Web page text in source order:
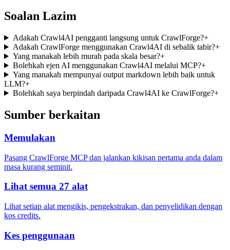
Soalan Lazim
Adakah Crawl4AI pengganti langsung untuk CrawlForge?+
Adakah CrawlForge menggunakan Crawl4AI di sebalik tabir?+
Yang manakah lebih murah pada skala besar?+
Bolehkah ejen AI menggunakan Crawl4AI melalui MCP?+
Yang manakah mempunyai output markdown lebih baik untuk
LLM?+
Bolehkah saya berpindah daripada Crawl4AI ke CrawlForge?+
Sumber berkaitan
Memulakan
Pasang CrawlForge MCP dan jalankan kikisan pertama anda dalam
masa kurang seminit.
Lihat semua 27 alat
Lihat setiap alat mengikis, pengekstrakan, dan penyelidikan dengan
kos credits.
Kes penggunaan